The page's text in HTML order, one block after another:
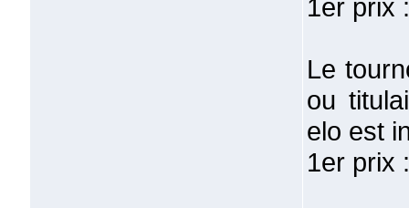
1er prix
Le
ou
elo est
1er prix